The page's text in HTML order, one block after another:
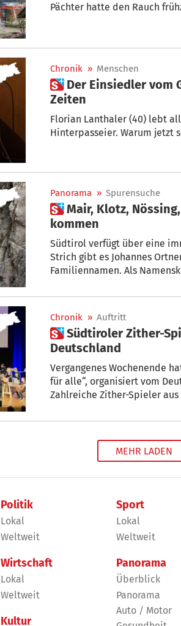
Pächter hatte den Rauch
Chronik » Menschen
 Der Einsiedler vom Gspellhof: Er lebt wie die Bauern in früheren
Zeiten
Florian Lanthaler (40) lebt
Panorama » Spurensuche
 Mair, Klotz, Nössing, Raffeiner & Co: Woher unsere Familiennamen
kommen
Südtirol verfügt über eine
Strich gibt es Johannes
Familiennamen. Als
Chronik » Auftritt
 Südtiroler Zither-Spieler begeistern bei Zither-Festival in
Deutschland
Vergangenes Wochenende
für alle“, organisiert vom
Zahlreiche Zither-Spieler
Möglichkeit, die Zither in
MEHR LADEN
Politik
Lokal
Weltweit
Wirtschaft
Lokal
Weltweit
Kultur
Sport
Lokal
Weltweit
Panorama
Überblick
Panorama
Auto / Motor